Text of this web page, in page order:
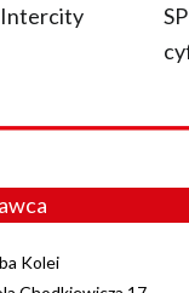
Intercity
Kolei